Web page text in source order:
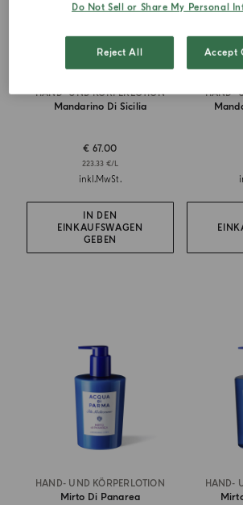
HAND- UND KÖRPERLOTION
Mandarino Di Sicilia
€ 67.00
223.33 €/L
inkl.MwSt.
IN DEN
EINKAUFSWAGEN
GEBEN
HAND-
HAND- UND KÖRPERLOTION
Mirto Di Panarea
HAND-
Do Not Sell or Share My Personal
Reject All Accept